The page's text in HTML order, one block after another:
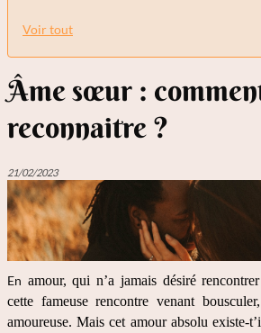
Voir tout
Âme sœur :
reconnaitre ?
21/02/2023
En amour, qui n’a jamais désiré
cette fameuse rencontre venant
amoureuse. Mais cet amour absolu existe-